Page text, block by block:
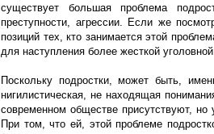
существует большая проблема
преступности, агрессии. Если же
позиций тех, кто занимается этой
для наступления более жесткой
Поскольку подростки, может быть,
нигилистическая, не находящая
современном обществе присутствуют,
При том, что ей, этой проблеме